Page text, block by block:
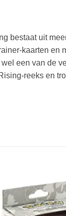
bestaat uit
kaarten en
een van de
reeks en